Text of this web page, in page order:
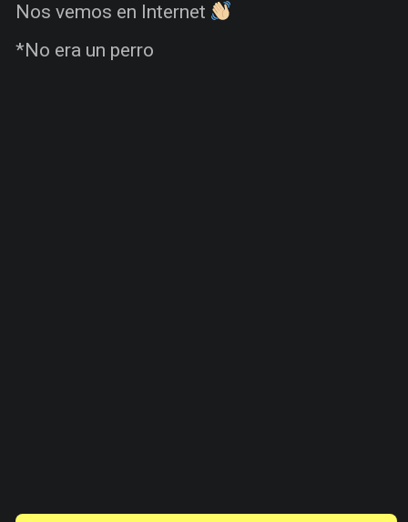
Nos vemos en Internet
*No era un perro